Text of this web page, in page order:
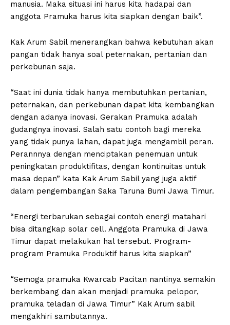
manusia. Maka situasi ini harus kita hadapai dan
anggota Pramuka harus kita siapkan dengan baik”.
Kak Arum Sabil menerangkan bahwa kebutuhan akan
pangan tidak hanya soal peternakan, pertanian dan
perkebunan saja.
“Saat ini dunia tidak hanya membutuhkan pertanian,
peternakan, dan perkebunan dapat kita kembangkan
dengan adanya inovasi. Gerakan Pramuka adalah
gudangnya inovasi. Salah satu contoh bagi mereka
yang tidak punya lahan, dapat juga mengambil peran.
Perannnya dengan menciptakan penemuan untuk
peningkatan produktifitas, dengan kontinuitas untuk
masa depan” kata Kak Arum Sabil yang juga aktif
dalam pengembangan Saka Taruna Bumi Jawa Timur.
“Energi terbarukan sebagai contoh energi matahari
bisa ditangkap solar cell. Anggota Pramuka di Jawa
Timur dapat melakukan hal tersebut. Program-
program Pramuka Produktif harus kita siapkan”
“Semoga pramuka Kwarcab Pacitan nantinya semakin
berkembang dan akan menjadi pramuka pelopor,
pramuka teladan di Jawa Timur” Kak Arum sabil
mengakhiri sambutannya.